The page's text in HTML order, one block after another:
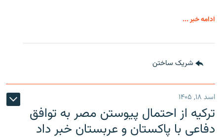
ادامه خبر ...
شریک ساختن
اسد ۱۸, ۱۴۰۵
ترکیه از احتمال پیوستن مصر به توافق
دفاعی با پاکستان و عربستان خبر داد